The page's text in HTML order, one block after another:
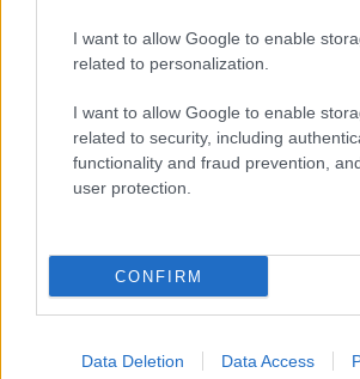
I want to allow Google to enable
related to personalization.
I want to allow Google to enable
related to security, including
functionality and fraud prevention,
user protection.
CONFIRM
Data Deletion Data Access
trattamento dati
personali *
Caratteristiche: Anello -
1,20ct. brillanti 0,06ct.
18kt.